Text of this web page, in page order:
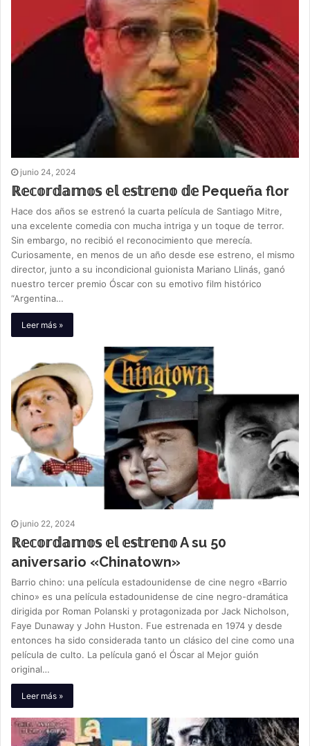
junio 24, 2024
ℝ𝕖𝕔𝕠𝕣𝕕𝕒𝕞𝕠𝕤 𝕖𝕝 𝕖𝕤𝕥𝕣𝕖𝕟𝕠 𝕕𝕖 Pequeña flor
Hace dos años se estrenó la cuarta película de Santiago Mitre,
una excelente comedia con mucha intriga y un toque de terror.
Sin embargo, no recibió el reconocimiento que merecía.
Curiosamente, en menos de un año desde ese estreno, el mismo
director, junto a su incondicional guionista Mariano Llinás, ganó
nuestro tercer premio Óscar con su emotivo film histórico
“Argentina…
Leer más »
junio 22, 2024
ℝ𝕖𝕔𝕠𝕣𝕕𝕒𝕞𝕠𝕤 𝕖𝕝 𝕖𝕤𝕥𝕣𝕖𝕟𝕠 A su 50
aniversario «Chinatown»
Barrio chino: una película estadounidense de cine negro «Barrio
chino» es una película estadounidense de cine negro-dramática
dirigida por Roman Polanski y protagonizada por Jack Nicholson,
Faye Dunaway y John Huston. Fue estrenada en 1974 y desde
entonces ha sido considerada tanto un clásico del cine como una
película de culto. La película ganó el Óscar al Mejor guión
original…
Leer más »